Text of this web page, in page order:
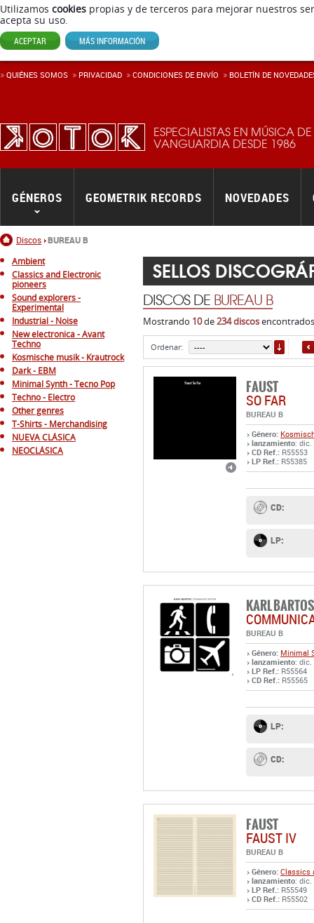
Utilizamos cookies propias y de terceros para mejorar nuestros
acepta su uso.
ACEPTAR MÁS INFORMACIÓN
ESPECIALISTAS EN MÚSICA DE
VANGUARDIA DESDE 1986
Inicio
Discos BUREAU B
GÉNEROS GEOMETRIK RECORDS NOVEDADES
QUIÉNES SOMOS PRIVACIDAD CONDICIONES DE ENVÍ­O BOLETÍN DE
Ambient
Classics and Electronic
pioneers
Sound explorers -
Experimental
Industrial - Noise
New electronica - Avant
Techno
Kosmische musik - Krautrock
Dark - EBM
Minimal Synth - Tecno Pop
Techno - Electro
Other genres
T-Shirts - Merchandising
NUEVA CLÁSICA
NEOCLÁSICA
SELLOS
DISCOS DE BUREAU B
Mostrando 10de234 discos
Ordenar:
FAUST
SO FAR
BUREAU B
Género:
lanzamiento: dic.
CD Ref.: R55553
LP Ref.: R55385
CD:
LP:
KARL BARTOS
BUREAU B
Género: Minimal
lanzamiento: dic.
LP Ref.: R55564
CD Ref.: R55565
LP:
CD:
FAUST
FAUST IV
BUREAU B
Género: Classics
lanzamiento: dic.
LP Ref.: R55549
CD Ref.: R55502